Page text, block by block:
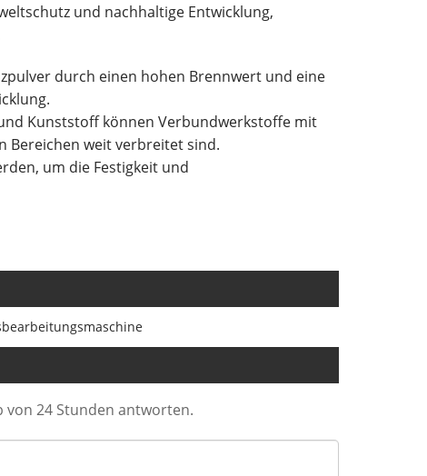
und nachhaltige Entwicklung,
durch einen hohen Brennwert und eine
Kunststoff können Verbundwerkstoffe mit
Bereichen weit verbreitet sind.
um die Festigkeit und
von 24 Stunden antworten.